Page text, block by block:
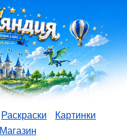
Раскраски
Картинки
Магазин